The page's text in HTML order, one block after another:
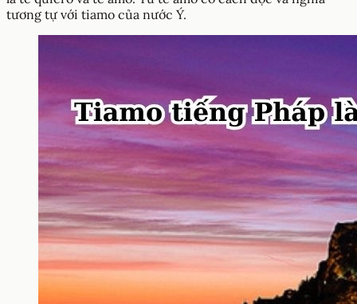
tương tự với tiamo của nước Ý.